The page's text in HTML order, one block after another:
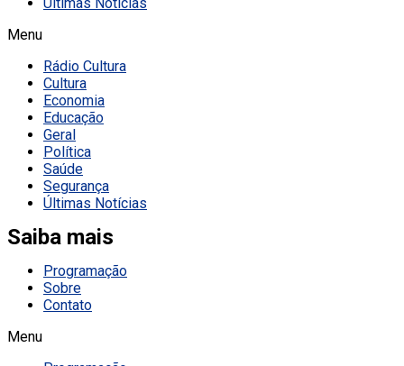
Menu
Rádio Cultura
Cultura
Economia
Educação
Geral
Política
Saúde
Segurança
Últimas Notícias
Saiba mais
Programação
Sobre
Contato
Menu